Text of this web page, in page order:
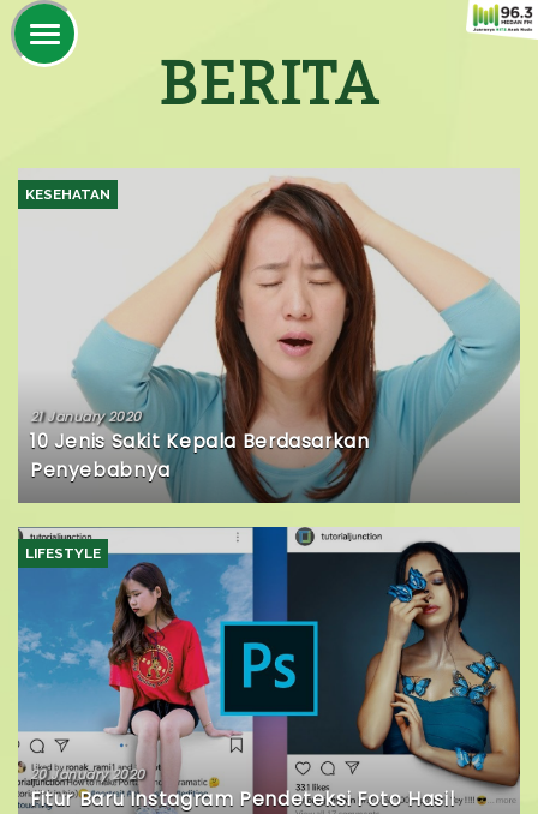
BERITA
KESEHATAN
21 January 2020
10 Jenis Sakit Kepala Berdasarkan
Penyebabnya
LIFESTYLE
20 January 2020
Fitur Baru Instagram Pendeteksi Foto Hasil